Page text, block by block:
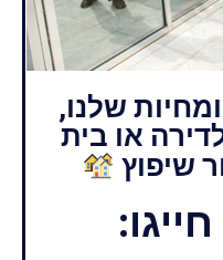
שלנו,
או בית
שיפוץ